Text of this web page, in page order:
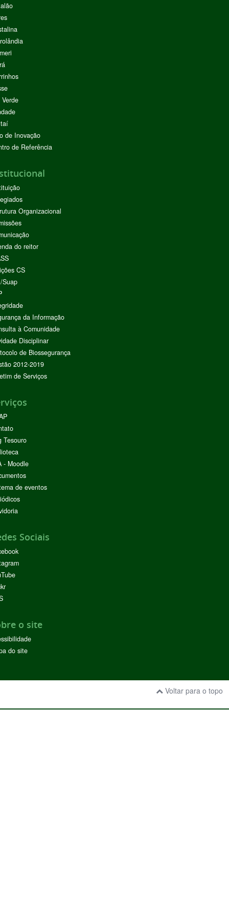
de Inovação
de Referência
Organizacional
do reitor
CS
Suap
da Informação
à Comunidade
Disciplinar
de Biossegurança
2012-2019
de Serviços
Tesouro
- Moodle
de eventos
Sociais
o site
do site
Voltar para o topo